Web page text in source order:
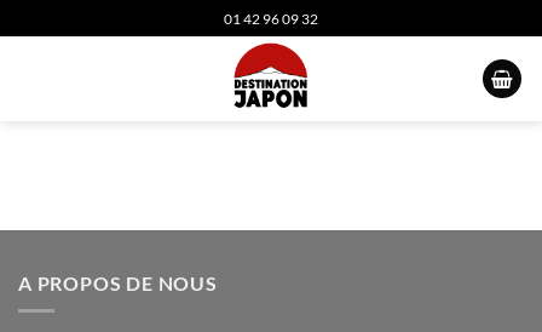
au
01 42 96 09 32
A PROPOS DE NOUS